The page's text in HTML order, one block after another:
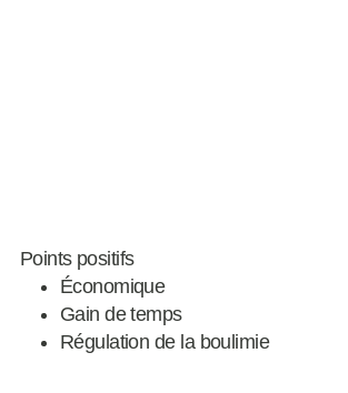
Points positifs
Économique
Gain de temps
Régulation de la boulimie